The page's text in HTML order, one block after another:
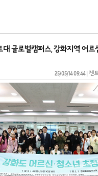
대 글로벌캠퍼스, 강화지역 어
25/05/14 09:44| 겐